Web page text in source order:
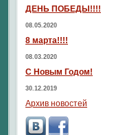
ДЕНЬ ПОБЕДЫ!!!!
08.05.2020
8 марта!!!!
08.03.2020
С Новым Годом!
30.12.2019
Архив новостей